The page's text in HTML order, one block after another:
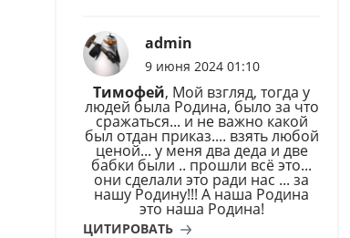
admin
9 июня 2024 01:10
Тимофей, Мой взгляд, тогда у
людей была Родина, было за что
сражаться... и не важно какой
был отдан приказ.... взять любой
ценой... у меня два деда и две
бабки были .. прошли всё это...
они сделали это ради нас ... за
нашу Родину!!! А наша Родина
это наша Родина!
ЦИТИРОВАТЬ